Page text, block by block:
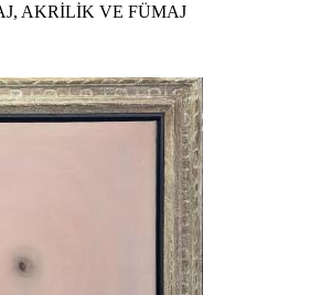
AKRİLİK VE FÜMAJ